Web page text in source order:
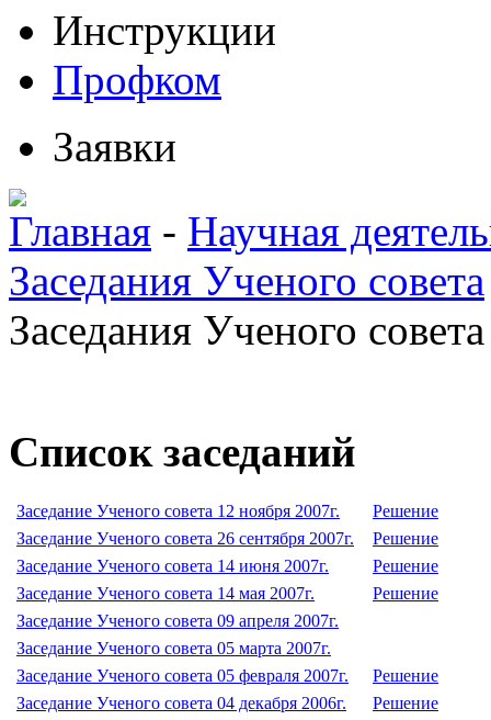
Инструкции
Профком
Заявки
Главная - Научная
Заседания Ученого совета
Заседания Ученого
Список заседаний
Заседание Ученого совета 12 ноября 2007г.
Решение
Заседание Ученого совета 26 сентября 2007г.
Решение
Заседание Ученого совета 14 июня 2007г.
Решение
Заседание Ученого совета 14 мая 2007г.
Решение
Заседание Ученого совета 09 апреля 2007г.
Заседание Ученого совета 05 марта 2007г.
Заседание Ученого совета 05 февраля 2007г.
Решение
Заседание Ученого совета 04 декабря 2006г.
Решение